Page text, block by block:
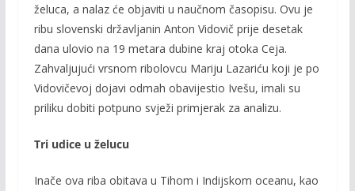
želuca, a nalaz će objaviti u naučnom časopisu. Ovu je
ribu slovenski državljanin Anton Vidovič prije desetak
dana ulovio na 19 metara dubine kraj otoka Ceja.
Zahvaljujući vrsnom ribolovcu Mariju Lazariću koji je po
Vidovičevoj dojavi odmah obavijestio Ivešu, imali su
priliku dobiti potpuno svježi primjerak za analizu.
Tri udice u želucu
Inače ova riba obitava u Tihom i Indijskom oceanu, kao